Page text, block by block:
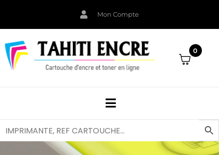
Mon Compte
0